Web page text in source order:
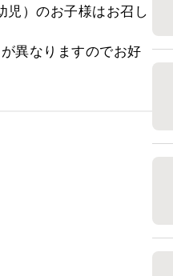
児）のお子様はお召し
異なりますのでお好